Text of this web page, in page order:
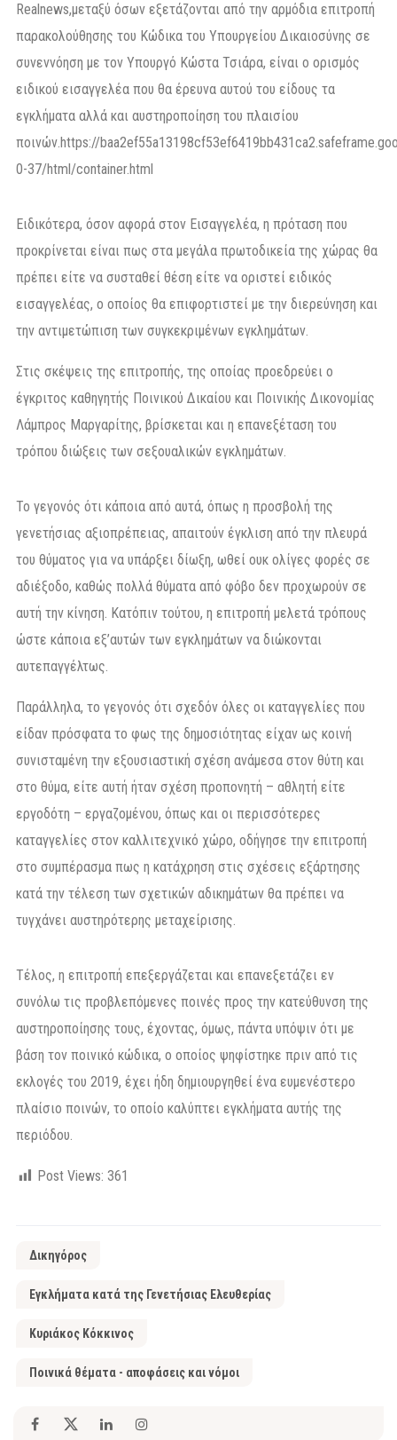
Realnews,μεταξύ όσων εξετάζονται από την αρμόδια επιτροπή
παρακολούθησης του Κώδικα του Υπουργείου Δικαιοσύνης σε
συνεννόηση με τον Υπουργό Κώστα Τσιάρα, είναι ο ορισμός
ειδικού εισαγγελέα που θα έρευνα αυτού του είδους τα
εγκλήματα αλλά και αυστηροποίηση του πλαισίου
ποινών.https://
0-37/html/container.html
Ειδικότερα, όσον αφορά στον Εισαγγελέα, η πρόταση που
προκρίνεται είναι πως στα μεγάλα πρωτοδικεία της χώρας θα
πρέπει είτε να συσταθεί θέση είτε να οριστεί ειδικός
εισαγγελέας, ο οποίος θα επιφορτιστεί με την διερεύνηση και
την αντιμετώπιση των συγκεκριμένων εγκλημάτων.
Στις σκέψεις της επιτροπής, της οποίας προεδρεύει ο
έγκριτος καθηγητής Ποινικού Δικαίου και Ποινικής Δικονομίας
Λάμπρος Μαργαρίτης, βρίσκεται και η επανεξέταση του
τρόπου διώξεις των σεξουαλικών εγκλημάτων.
Το γεγονός ότι κάποια από αυτά, όπως η προσβολή της
γενετήσιας αξιοπρέπειας, απαιτούν έγκλιση από την πλευρά
του θύματος για να υπάρξει δίωξη, ωθεί ουκ ολίγες φορές σε
αδιέξοδο, καθώς πολλά θύματα από φόβο δεν προχωρούν σε
αυτή την κίνηση. Κατόπιν τούτου, η επιτροπή μελετά τρόπους
ώστε κάποια εξ’αυτών των εγκλημάτων να διώκονται
αυτεπαγγέλτως.
Παράλληλα, το γεγονός ότι σχεδόν όλες οι καταγγελίες που
είδαν πρόσφατα το φως της δημοσιότητας είχαν ως κοινή
συνισταμένη την εξουσιαστική σχέση ανάμεσα στον θύτη και
στο θύμα, είτε αυτή ήταν σχέση προπονητή – αθλητή είτε
εργοδότη – εργαζομένου, όπως και οι περισσότερες
καταγγελίες στον καλλιτεχνικό χώρο, οδήγησε την επιτροπή
στο συμπέρασμα πως η κατάχρηση στις σχέσεις εξάρτησης
κατά την τέλεση των σχετικών αδικημάτων θα πρέπει να
τυγχάνει αυστηρότερης μεταχείρισης.
Τέλος, η επιτροπή επεξεργάζεται και επανεξετάζει εν
συνόλω τις προβλεπόμενες ποινές προς την κατεύθυνση της
αυστηροποίησης τους, έχοντας, όμως, πάντα υπόψιν ότι με
βάση τον ποινικό κώδικα, ο οποίος ψηφίστηκε πριν από τις
εκλογές του 2019, έχει ήδη δημιουργηθεί ένα ευμενέστερο
πλαίσιο ποινών, το οποίο καλύπτει εγκλήματα αυτής της
περιόδου.
Post Views: 361
Δικηγόρος
Εγκλήματα κατά της Γενετήσιας Ελευθερίας
Κυριάκος Κόκκινος
Ποινικά θέματα - αποφάσεις και νόμοι